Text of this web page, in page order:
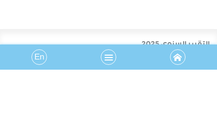
En
التقرير السنوي 2025